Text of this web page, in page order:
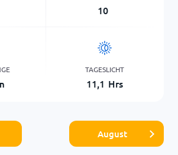
10
TAGESLICHT
11,1 Hrs
August